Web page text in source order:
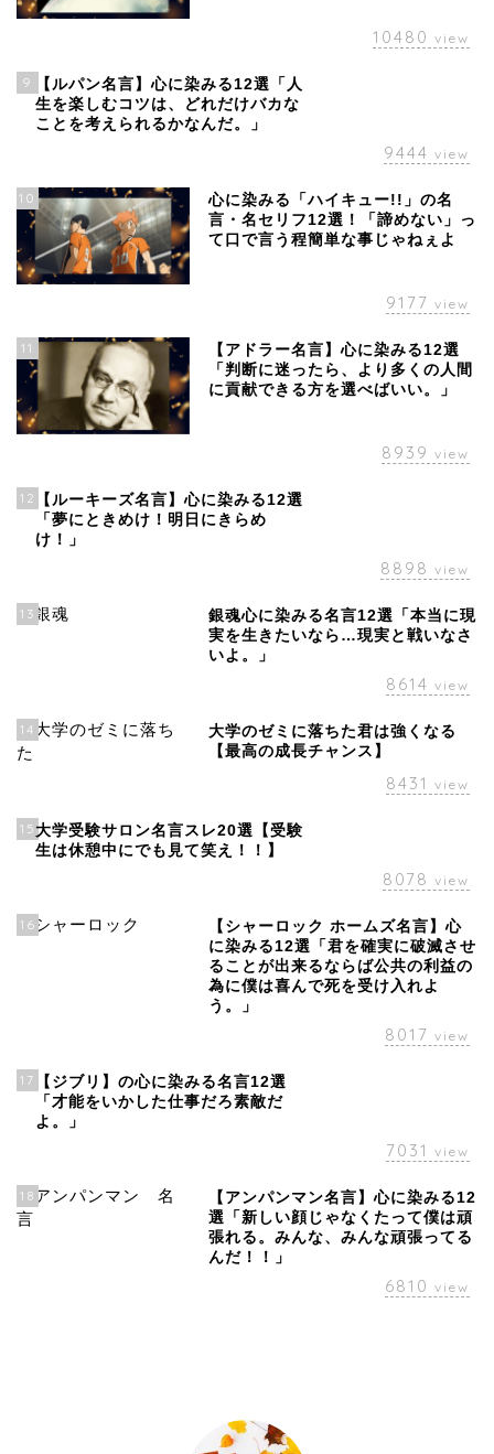
10480 view
9
【ルパン名言】心に染みる12選「人
生を楽しむコツは、どれだけバカな
ことを考えられるかなんだ。」
9444 view
10
心に染みる「ハイキュー!!」の名
言・名セリフ12選！「諦めない」っ
て口で言う程簡単な事じゃねぇよ
9177 view
11
【アドラー名言】心に染みる12選
「判断に迷ったら、より多くの人間
に貢献できる方を選べばいい。」
8939 view
12
【ルーキーズ名言】心に染みる12選
「夢にときめけ！明日にきらめ
け！」
8898 view
13
銀魂心に染みる名言12選「本当に現
実を生きたいなら…現実と戦いなさ
いよ。」
8614 view
14
大学のゼミに落ちた君は強くなる
【最高の成長チャンス】
8431 view
15 大学受験サロン名言スレ20選【受験
生は休憩中にでも見て笑え！！】
8078 view
16
【シャーロック ホームズ名言】心
に染みる12選「君を確実に破滅させ
ることが出来るならば公共の利益の
為に僕は喜んで死を受け入れよ
う。」
8017 view
17
【ジブリ】の心に染みる名言12選
「才能をいかした仕事だろ素敵だ
よ。」
7031 view
18
【アンパンマン名言】心に染みる12
選「新しい顔じゃなくたって僕は頑
張れる。みんな、みんな頑張ってる
んだ！！」
6810 view